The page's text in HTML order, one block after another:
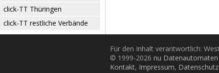
click-TT Thüringen
click-TT restliche Verbände
Für den Inhalt verantwortlich:
© 1999-2026 nu
Kontakt, Impressum, Datenschutz